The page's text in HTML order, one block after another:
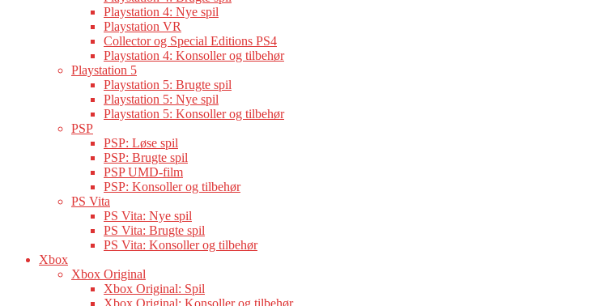
Playstation 4: Nye spil
Playstation VR
Collector og Special Editions PS4
Playstation 4: Konsoller og tilbehør
Playstation 5
Playstation 5: Brugte spil
Playstation 5: Nye spil
Playstation 5: Konsoller og tilbehør
PSP
PSP: Løse spil
PSP: Brugte spil
PSP UMD-film
PSP: Konsoller og tilbehør
PS Vita
PS Vita: Nye spil
PS Vita: Brugte spil
PS Vita: Konsoller og tilbehør
Xbox
Xbox Original
Xbox Original: Spil